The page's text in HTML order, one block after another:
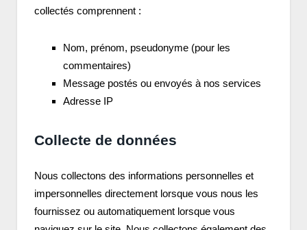
collectés comprennent :
Nom, prénom, pseudonyme (pour les
commentaires)
Message postés ou envoyés à nos services
Adresse IP
Collecte de données
Nous collectons des informations personnelles et
impersonnelles directement lorsque vous nous les
fournissez ou automatiquement lorsque vous